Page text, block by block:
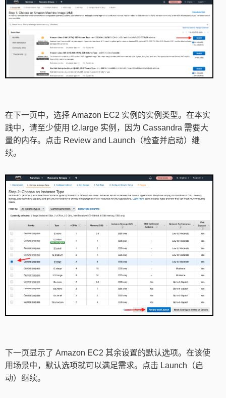
在下一页中，选择 Amazon EC2 实例的实例类型。在本实
践中，请至少使用 t2.large 实例，因为 Cassandra 需要大
量的内存。点击 Review and Launch（检查并启动）继
续。
下一页显示了 Amazon EC2 其余设置的默认选项。在该使
用场景中，默认选项就可以满足需求。点击 Launch（启
动）继续。